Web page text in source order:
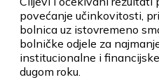
povećanje učinkovitosti,
bolnica uz istovremeno
bolničke odjele za
institucionalne i
dugom roku.